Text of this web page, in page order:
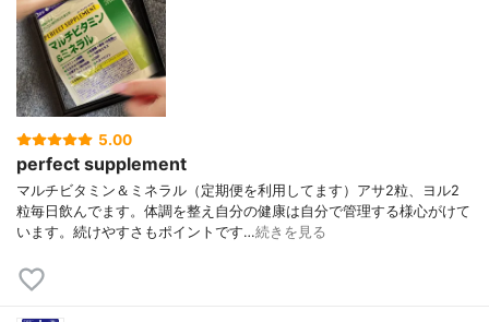
5.00
perfect supplement
マルチビタミン＆ミネラル（定期便を利用してます）アサ2粒、ヨル2
粒毎日飲んでます。体調を整え自分の健康は自分で管理する様心がけて
います。続けやすさもポイントです…続きを見る